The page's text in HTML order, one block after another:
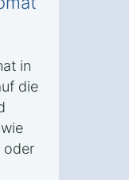
in
die
oder